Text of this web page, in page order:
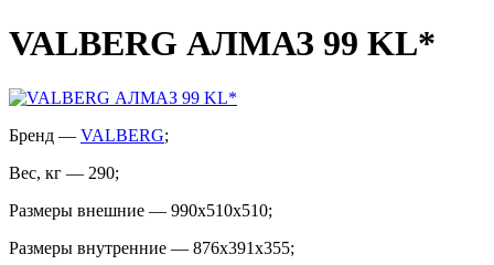
VALBERG АЛМАЗ 99 KL*
Бренд — VALBERG;
Вес, кг — 290;
Размеры внешние — 990x510x510;
Размеры внутренние — 876x391x355;